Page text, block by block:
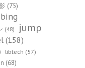
(75)
(48)
jump
(158)
libtech (57)
(68)